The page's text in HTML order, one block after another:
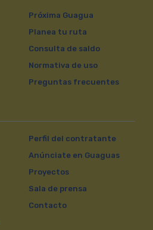
Próxima Guagua
Planea tu ruta
Consulta de saldo
Normativa de uso
Preguntas frecuentes
Perfil del contratante
Anúnciate en Guaguas
Proyectos
Sala de prensa
Contacto